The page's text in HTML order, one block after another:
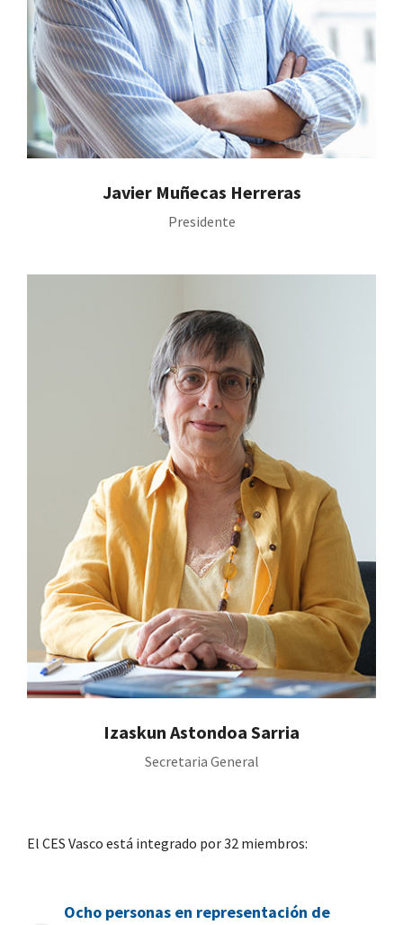
Javier Muñecas Herreras
Presidente
Izaskun Astondoa Sarria
Secretaria General
El CES Vasco está integrado por 32 miembros:
Ocho personas en representación de